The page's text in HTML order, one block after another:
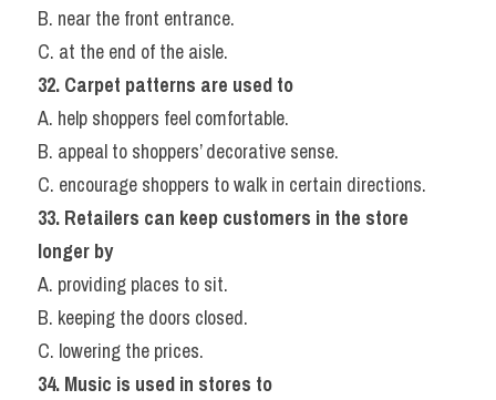
B. near the front entrance.
C. at the end of the aisle.
32. Carpet patterns are used to
A. help shoppers feel comfortable.
B. appeal to shoppers’ decorative sense.
C. encourage shoppers to walk in certain directions.
33. Retailers can keep customers in the store
longer by
A. providing places to sit.
B. keeping the doors closed.
C. lowering the prices.
34. Music is used in stores to